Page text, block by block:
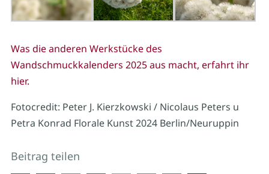
Was die anderen Werkstücke des
Wandschmuckkalenders 2025 aus macht, erfahrt ihr
hier.
Fotocredit: Peter J. Kierzkowski / Nicolaus Peters u
Petra Konrad Florale Kunst 2024 Berlin/Neuruppin
Beitrag teilen